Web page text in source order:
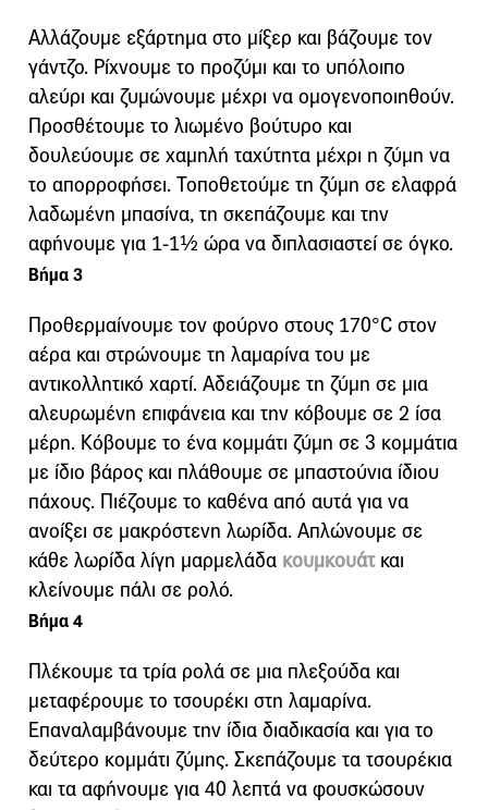
Αλλάζουμε εξάρτημα στο μίξερ και βάζουμε τον
γάντζο. Ρίχνουμε το προζύμι και το υπόλοιπο
αλεύρι και ζυμώνουμε μέχρι να ομογενοποιηθούν.
Προσθέτουμε το λιωμένο βούτυρο και
δουλεύουμε σε χαμηλή ταχύτητα μέχρι η ζύμη να
το απορροφήσει. Τοποθετούμε τη ζύμη σε ελαφρά
λαδωμένη μπασίνα, τη σκεπάζουμε και την
αφήνουμε για 1-1½ ώρα να διπλασιαστεί σε όγκο.
Βήμα 3
Προθερμαίνουμε τον φούρνο στους 170°C στον
αέρα και στρώνουμε τη λαμαρίνα του με
αντικολλητικό χαρτί. Αδειάζουμε τη ζύμη σε μια
αλευρωμένη επιφάνεια και την κόβουμε σε 2 ίσα
μέρη. Κόβουμε το ένα κομμάτι ζύμη σε 3 κομμάτια
με ίδιο βάρος και πλάθουμε σε μπαστούνια ίδιου
πάχους. Πιέζουμε το καθένα από αυτά για να
ανοίξει σε μακρόστενη λωρίδα. Απλώνουμε σε
κάθε λωρίδα λίγη μαρμελάδα κουμκουάτκαι
κλείνουμε πάλι σε ρολό.
Βήμα 4
Πλέκουμε τα τρία ρολά σε μια πλεξούδα και
μεταφέρουμε το τσουρέκι στη λαμαρίνα.
Επαναλαμβάνουμε την ίδια διαδικασία και για το
δεύτερο κομμάτι ζύμης. Σκεπάζουμε τα τσουρέκια
και τα αφήνουμε για 40 λεπτά να φουσκώσουν